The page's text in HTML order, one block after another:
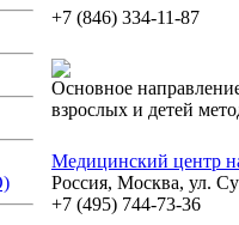
+7 (846) 334-11-87
Основное
взрослых и детей
Медицинский центр
Россия, Москва, ул.
+7 (495) 744-73-36